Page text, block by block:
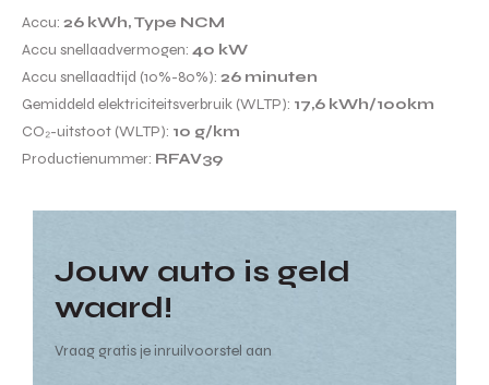
Accu: 26 kWh, Type NCM
Accu snellaadvermogen: 40 kW
Accu snellaadtijd (10%-80%): 26 minuten
Gemiddeld elektriciteitsverbruik (WLTP): 17,6 kWh/100km
CO₂-uitstoot (WLTP): 10 g/km
Productienummer: RFAV39
Jouw auto is geld
waard!
Vraag gratis je inruilvoorstel aan